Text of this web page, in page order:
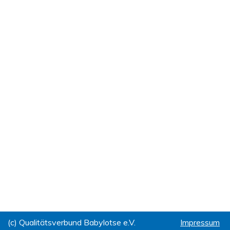
(c) Qualitätsverbund Babylotse e.V. Impressum